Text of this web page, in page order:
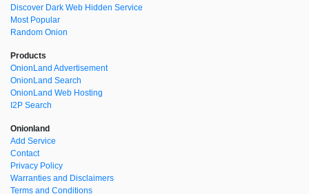
Discover Dark Web Hidden Service
Most Popular
Random Onion
Products
OnionLand Advertisement
OnionLand Search
OnionLand Web Hosting
I2P Search
Onionland
Add Service
Contact
Privacy Policy
Warranties and Disclaimers
Terms and Conditions